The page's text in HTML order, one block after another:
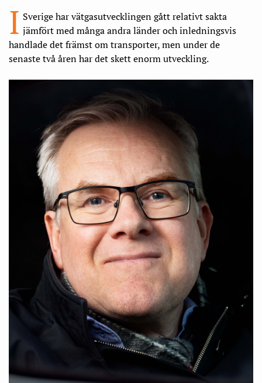
I Sverige har vätgasutvecklingen gått relativt sakta
jämfört med många andra länder och inledningsvis
handlade det främst om transporter, men under de
senaste två åren har det skett enorm utveckling.